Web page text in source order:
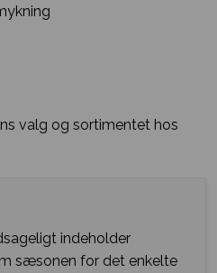
valg og sortimentet hos
indeholder
sæsonen for det enkelte